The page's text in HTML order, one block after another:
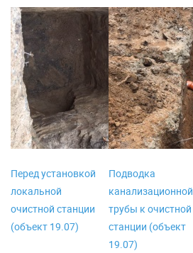
Перед установкой
локальной
очистной станции
(объект 19.07)
Подводка
канализационной
трубы к очистной
станции (объект
19.07)